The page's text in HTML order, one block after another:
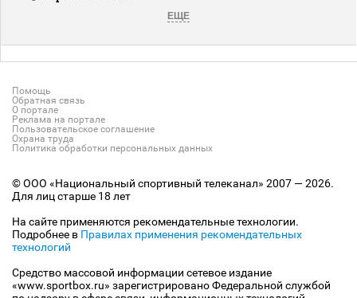
ЕЩЕ
Помощь
Обратная связь
О портале
Реклама на портале
Пользовательское соглашение
Охрана труда
Политика обработки персональных данных
© ООО «Национальный спортивный телеканал» 2007 — 2026.
Для лиц старше 18 лет
На сайте применяются рекомендательные технологии.
Подробнее в Правилах применения рекомендательных
технологий
Средство массовой информации сетевое издание
«www.sportbox.ru» зарегистрировано Федеральной службой